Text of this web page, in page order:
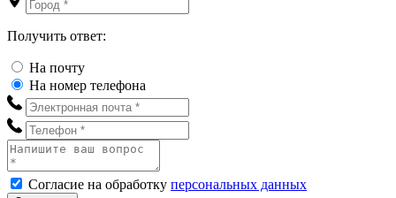
Получить ответ:
На почту
На номер телефона
Согласие на обработку персональных данных